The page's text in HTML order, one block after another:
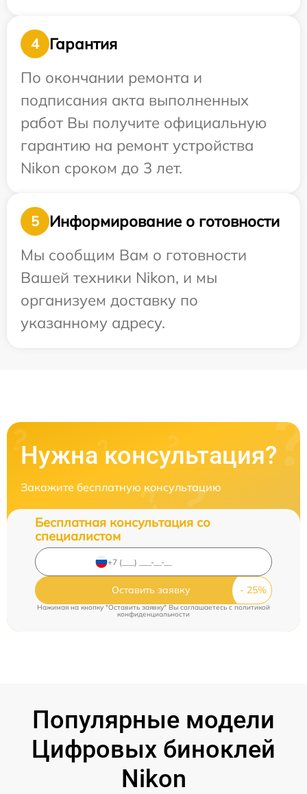
4
Гарантия
По окончании ремонта и
подписания акта выполненных
работ Вы получите официальную
гарантию на ремонт устройства
Nikon сроком до 3 лет.
5
Информирование о готовности
Мы сообщим Вам о готовности
Вашей техники Nikon, и мы
организуем доставку по
указанному адресу.
Нужна консультация?
Закажите бесплатную консультацию
Бесплатная консультация со
специалистом
Оставить заявку
Нажимая на кнопку "Оставить заявку" Вы соглашаетесь cполитикой
конфиденциальности
Популярные модели
Цифровых биноклей
Nikon